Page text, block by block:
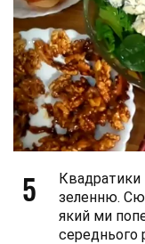
5
Квадратики
зеленню.
який ми
середнього